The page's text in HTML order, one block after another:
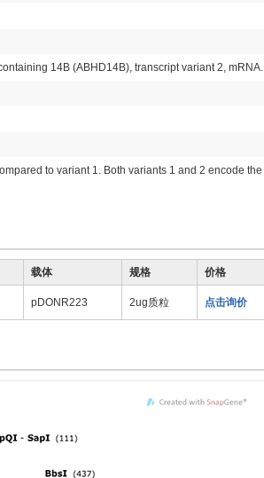
14B (ABHD14B), transcript variant 2, mRNA.
to variant 1. Both variants 1 and 2 encode the
载体 规格 价格
pDONR223 2ug质粒 点击询价